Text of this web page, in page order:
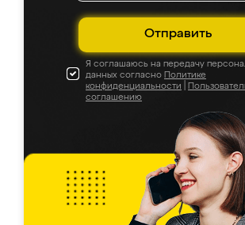
Отправить
Я соглашаюсь на передачу
данных согласно Политике
конфиденциальности
соглашению